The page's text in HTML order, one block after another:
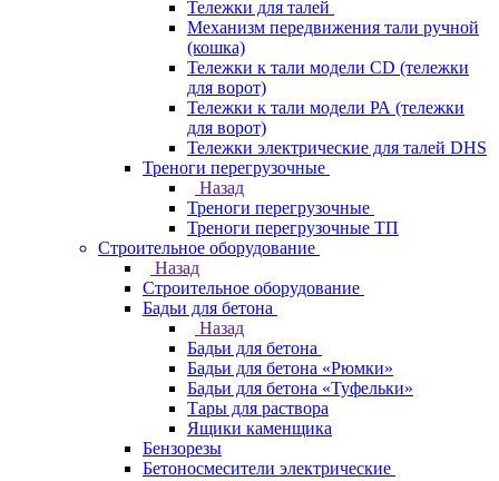
Тележки для талей
Механизм передвижения тали ручной
(кошка)
Тележки к тали модели CD (тележки
для ворот)
Тележки к тали модели РА (тележки
для ворот)
Тележки электрические для талей DHS
Треноги перегрузочные
Назад
Треноги перегрузочные
Треноги перегрузочные ТП
Строительное оборудование
Назад
Строительное оборудование
Бадьи для бетона
Назад
Бадьи для бетона
Бадьи для бетона «Рюмки»
Бадьи для бетона «Туфельки»
Тары для раствора
Ящики каменщика
Бензорезы
Бетоносмесители электрические